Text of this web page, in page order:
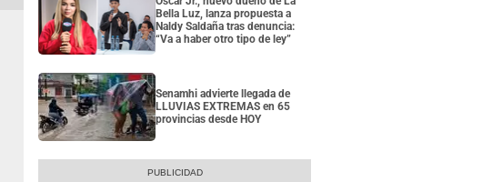
Bella Luz, lanza propuesta a
Naldy Saldaña tras denuncia:
“Va a haber otro tipo de ley”
Senamhi advierte llegada de
LLUVIAS EXTREMAS en 65
provincias desde HOY